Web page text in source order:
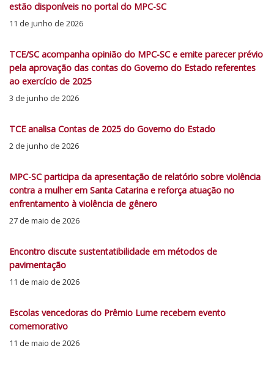
estão disponíveis no portal do MPC-SC
11 de junho de 2026
TCE/SC acompanha opinião do MPC-SC e emite parecer prévio
pela aprovação das contas do Governo do Estado referentes
ao exercício de 2025
3 de junho de 2026
TCE analisa Contas de 2025 do Governo do Estado
2 de junho de 2026
MPC-SC participa da apresentação de relatório sobre violência
contra a mulher em Santa Catarina e reforça atuação no
enfrentamento à violência de gênero
27 de maio de 2026
Encontro discute sustentatibilidade em métodos de
pavimentação
11 de maio de 2026
Escolas vencedoras do Prêmio Lume recebem evento
comemorativo
11 de maio de 2026